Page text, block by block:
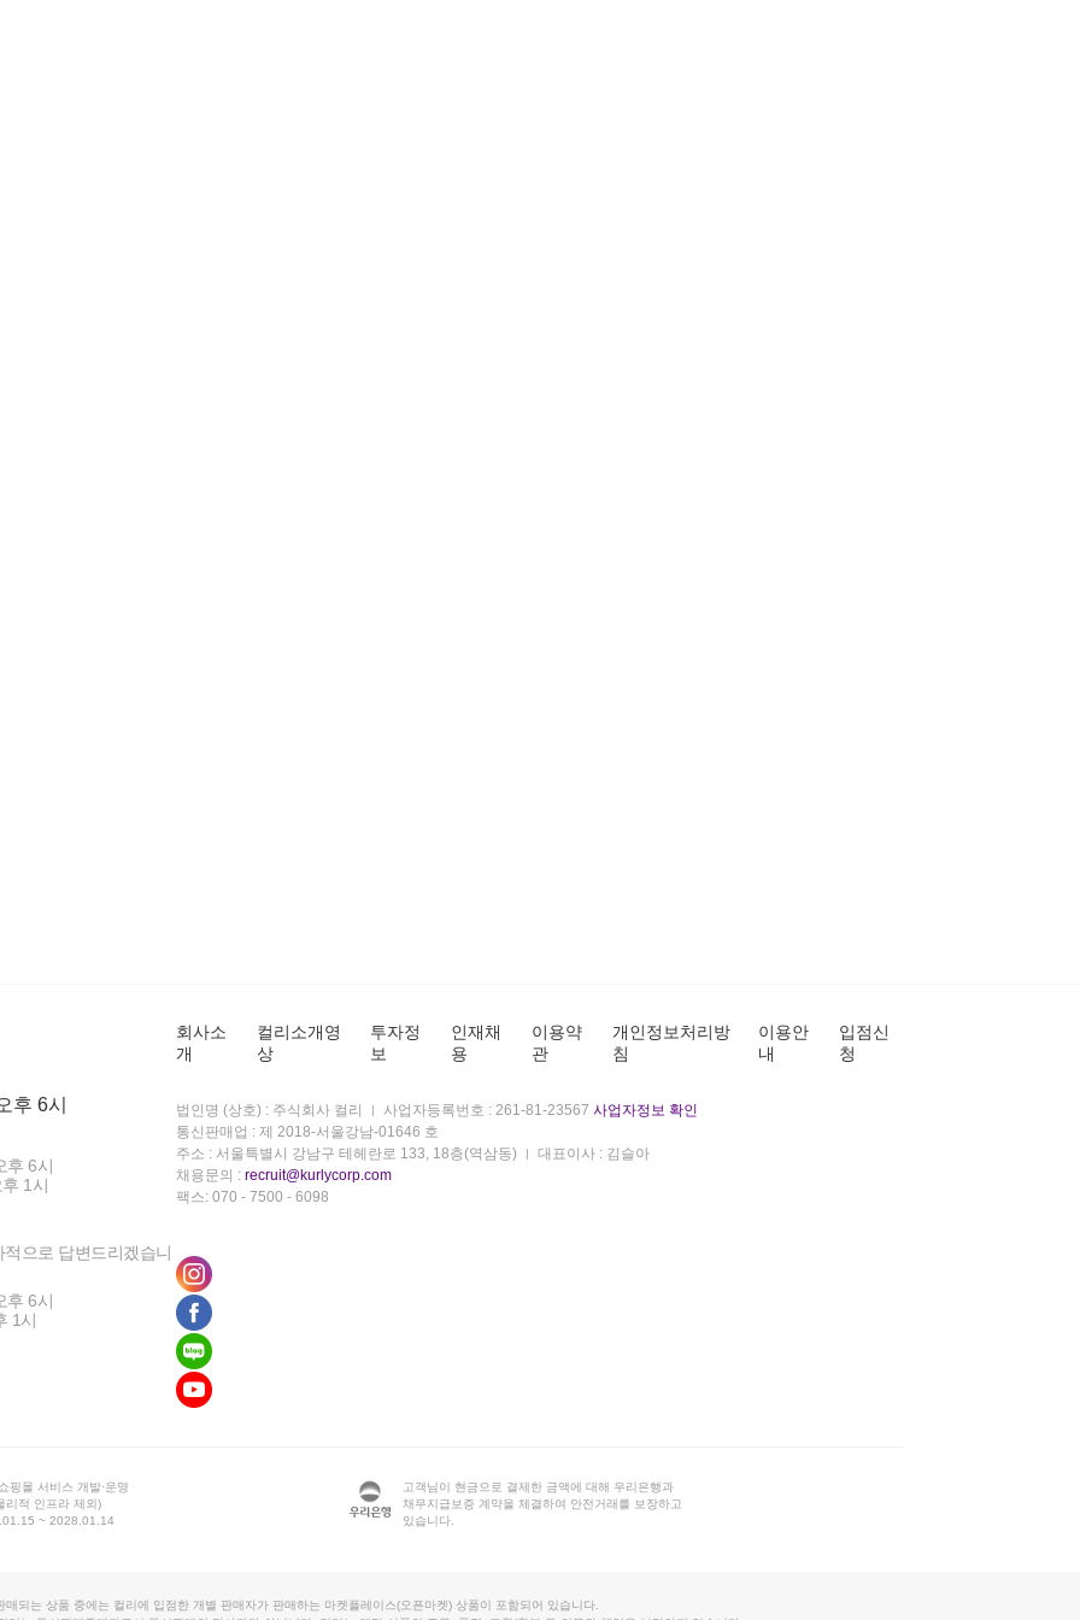
후 6시
후 6시
1시
으로 답변드리겠습니
후 6시
1시
회사소
개
컬리소개영
상
투자정
보
인재채
용
이용약
관
개인정보처리방
침
이용안
내
입점신
청
법인명 (상호) : 주식회사 컬리 사업자등록번호 : 261-81-23567 사업자정보 확인
통신판매업 : 제 2018-서울강남-01646 호
주소 : 서울특별시 강남구 테헤란로 133, 18층(역삼동)
대표이사 : 김슬아
채용문의 : recruit@kurlycorp.com
팩스: 070 - 7500 - 6098
핑몰 서비스 개발·운영
리적 인프라 제외)
~ 2028.01.14
고객님이 현금으로 결제한 금액에 대해 우리은행과
채무지급보증 계약을 체결하여 안전거래를 보장하고
있습니다.
매되는 상품 중에는 컬리에 입점한 개별 판매자가 판매하는 마켓플레이스(오픈마켓) 상품이 포함되어 있습니다.